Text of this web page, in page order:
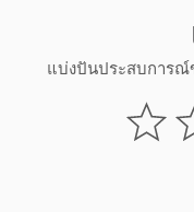
แบ่งปันประสบการณ์